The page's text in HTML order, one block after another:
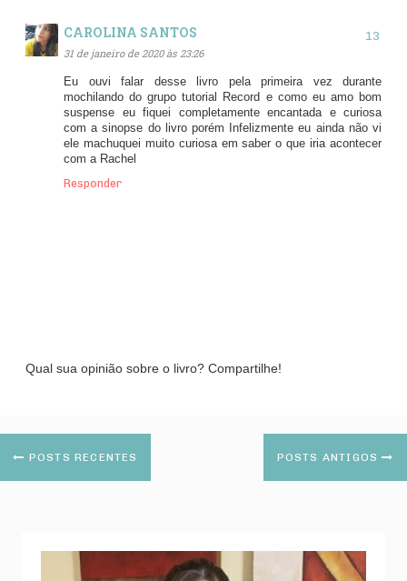
CAROLINA SANTOS
31 de janeiro de 2020 às 23:26
Eu ouvi falar desse livro pela primeira vez durante
mochilando do grupo tutorial Record e como eu amo bom
suspense eu fiquei completamente encantada e curiosa
com a sinopse do livro porém Infelizmente eu ainda não vi
ele machuquei muito curiosa em saber o que iria acontecer
com a Rachel
Responder
Qual sua opinião sobre o livro? Compartilhe!
POSTS RECENTES POSTS ANTIGOS